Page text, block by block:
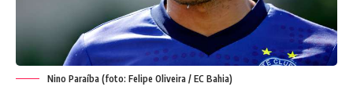
Nino Paraíba (foto: Felipe Oliveira / EC Bahia)